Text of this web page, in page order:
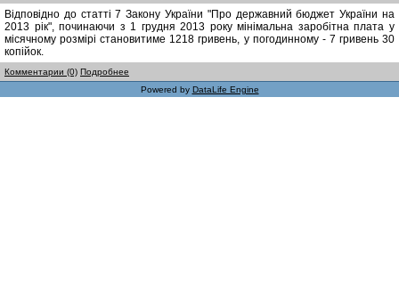
Відповідно до статті 7 Закону України "Про державний бюджет України на
2013 рік", починаючи з 1 грудня 2013 року мінімальна заробітна плата у
місячному розмірі становитиме 1218 гривень, у погодинному - 7 гривень 30
копійок.
Комментарии (0) Подробнее
Powered by DataLife Engine